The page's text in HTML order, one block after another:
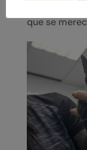
que se